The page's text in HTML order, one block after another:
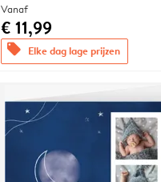
Vanaf
€ 11,99
offers Elke dag lage prijzen